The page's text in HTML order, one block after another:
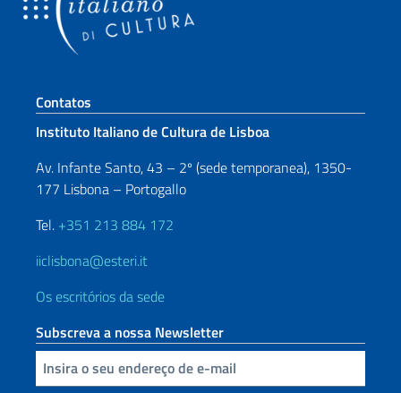
Seção de rodapé
Contatos
Instituto Italiano de Cultura de Lisboa
Av. Infante Santo, 43 – 2º (sede temporanea), 1350-
177 Lisbona – Portogallo
Tel. +351 213 884 172
iiclisbona@esteri.it
Os escritórios da sede
Subscreva a nossa Newsletter
Inserisci la tua email